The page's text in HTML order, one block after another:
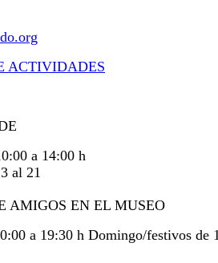
ACTIVIDADES
a 14:00 h
al 21
AMIGOS EN EL MUSEO
a 19:30 h Domingo/festivos de